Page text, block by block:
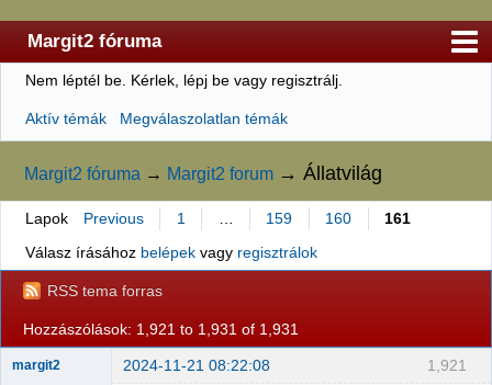
Margit2 fóruma
Kezdőlap
Felhasználólista
Szabályzat
Keresés
Regisztráció
Belépés
Nem léptél be. Kérlek, lépj be vagy regisztrálj.
Aktív témák Megválaszolatlan témák
Margit2 fóruma → Margit2 forum →Állatvilág
Lapok Previous 1 159 160
161
Válasz írásához belépekvagy regisztrálok
RSS tema forras
Hozzászólások: 1,921 to 1,931 of 1,931
1,921
margit2 2024-11-21 08:22:08